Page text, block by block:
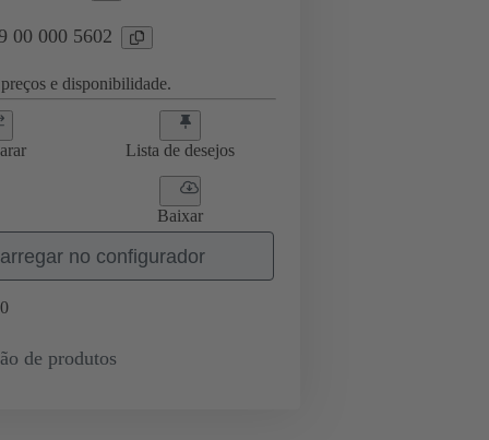
00 000 5602
e disponibilidade.
Lista de desejos
Baixar
no configurador
0
de produtos